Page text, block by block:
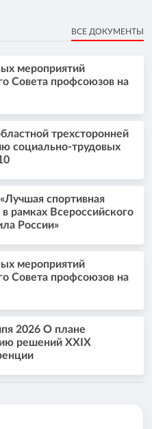
ВСЕ ДОКУМЕНТЫ
мероприятий
Совета профсоюзов на
трехсторонней
социально-трудовых
спортивная
рамках Всероссийского
России»
мероприятий
Совета профсоюзов на
2026 О плане
решений XXIX